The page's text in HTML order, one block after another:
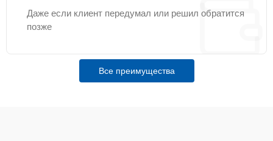
Даже если клиент передумал или решил обратится
позже
Все преимущества